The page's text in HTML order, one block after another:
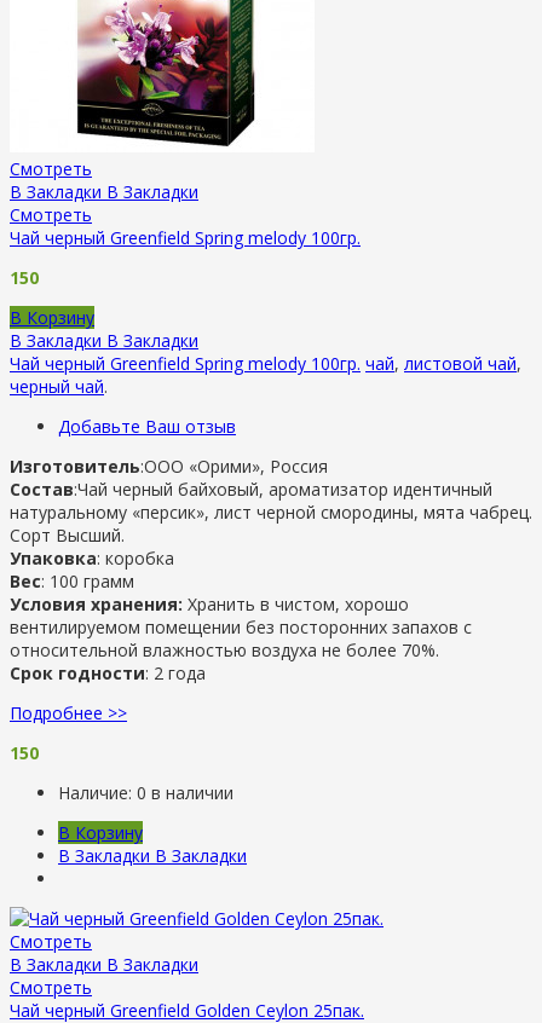
Смотреть
В Закладки В Закладки
Смотреть
Чай черный Greenfield Spring melody 100гр.
150
В Корзину
В Закладки В Закладки
Чай черный Greenfield Spring melody 100гр. чай, листовой чай,
черный чай.
Добавьте Ваш отзыв
Изготовитель:ООО «Орими», Россия
Состав:Чай черный байховый, ароматизатор идентичный
натуральному «персик», лист черной смородины, мята чабрец.
Сорт Высший.
Упаковка: коробка
Вес: 100 грамм
Условия хранения: Хранить в чистом, хорошо
вентилируемом помещении без посторонних запахов с
относительной влажностью воздуха не более 70%.
Срок годности: 2 года
Подробнее >>
150
Наличие: 0 в наличии
В Корзину
В Закладки В Закладки
Смотреть
В Закладки В Закладки
Смотреть
Чай черный Greenfield Golden Ceylon 25пак.